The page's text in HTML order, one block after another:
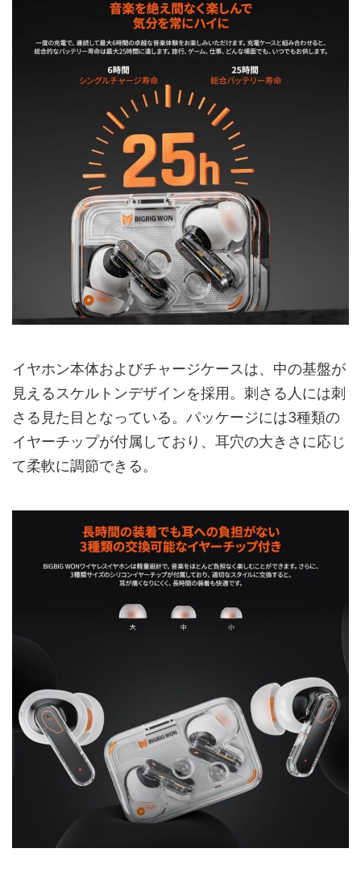
イヤホン本体およびチャージケースは、中の基盤が
見えるスケルトンデザインを採用。刺さる人には刺
さる見た目となっている。パッケージには3種類の
イヤーチップが付属しており、耳穴の大きさに応じ
て柔軟に調節できる。